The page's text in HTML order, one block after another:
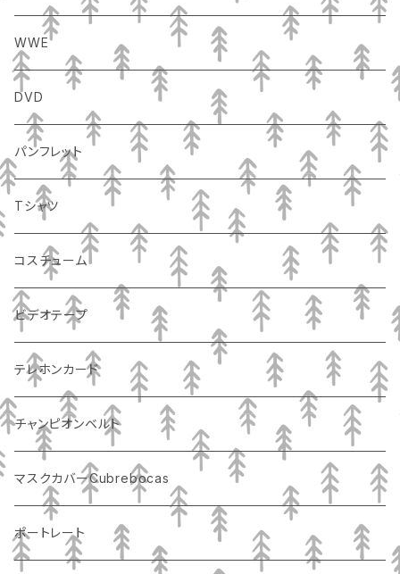
WWE
DVD
パンフレット
Tシャツ
コスチューム
ビデオテープ
テレホンカード
チャンピオンベルト
マスクカバーCubrebocas
ポートレート